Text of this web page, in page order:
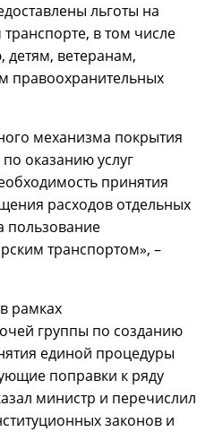
льготы на
в том числе
ветеранам,
правоохранительных
механизма покрытия
оказанию услуг
принятия
расходов отдельных
пользование
транспортом», –
рамках
группы по созданию
единой процедуры
поправки к ряду
министр и перечислил
законов и